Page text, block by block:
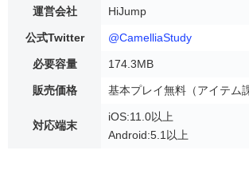
運営会社 HiJump
公式Twitter @CamelliaStudy
必要容量 174.3MB
販売価格 基本プレイ無料（アイテム
対応端末
iOS:11.0以上
Android:5.1以上